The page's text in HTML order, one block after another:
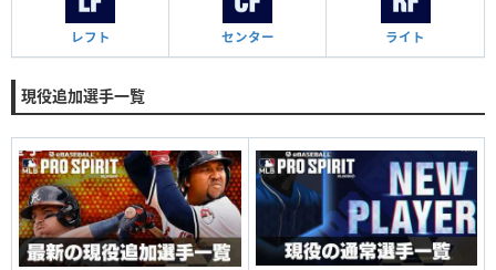
レフト センター ライト
現役追加選手一覧